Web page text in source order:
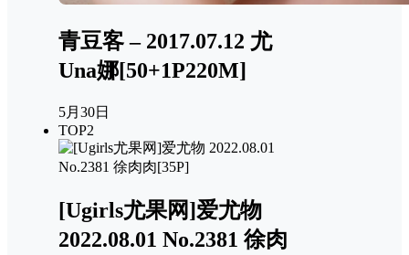
青豆客 – 2017.07.12 尤
Una娜[50+1P220M]
5月30日
TOP2
[Ugirls尤果网]爱尤物
2022.08.01 No.2381 徐肉